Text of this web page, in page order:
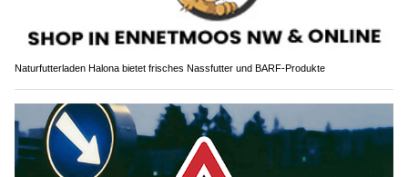
Naturfutterladen Halona bietet frisches Nassfutter und BARF-Produkte